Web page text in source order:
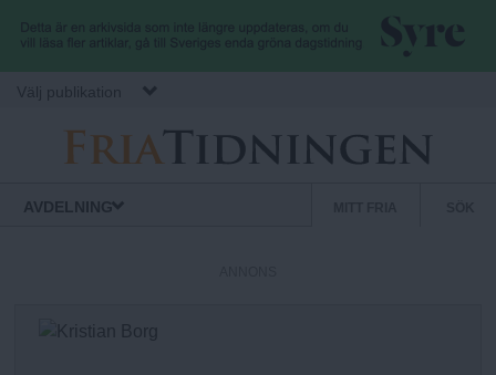
Hoppa till huvudinnehåll
Välj publikation
F
AVDELNING